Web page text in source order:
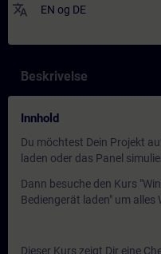
translate EN og DE
Beskrivelse
Innhold
Du möchtest Dein Projekt
laden oder das Panel
Dann besuche den Kurs
Bediengerät laden" um alles
Dieser Kurs zeigt Dir eine